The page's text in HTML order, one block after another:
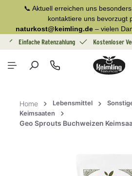
springen
📞 Aktuell erreichen uns
kontaktiere uns bevorzugt
naturkost@keimling.de– vielen
Einfache Ratenzahlung Kostenloser
Home Lebensmittel
Keimsaaten
Geo Sprouts Buchweizen